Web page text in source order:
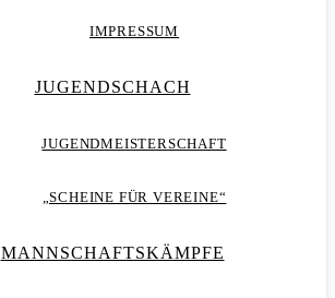
IMPRESSUM
JUGENDSCHACH
JUGENDMEISTERSCHAFT
„SCHEINE FÜR VEREINE“
MANNSCHAFTSKÄMPFE